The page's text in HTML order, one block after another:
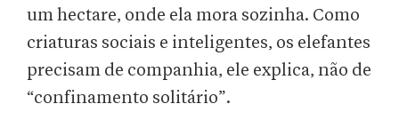
um hectare, onde ela mora sozinha. Como
criaturas sociais e inteligentes, os elefantes
precisam de companhia, ele explica, não de
“confinamento solitário”.